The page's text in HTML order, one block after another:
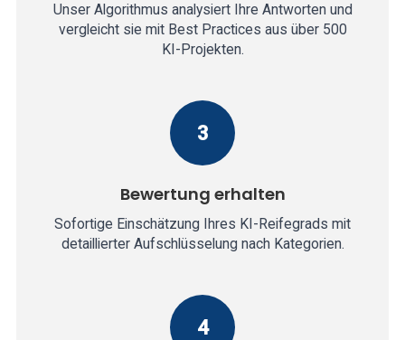
Unser Algorithmus analysiert Ihre Antworten und
vergleicht sie mit Best Practices aus über 500
KI-Projekten.
3
Bewertung erhalten
Sofortige Einschätzung Ihres KI-Reifegrads mit
detaillierter Aufschlüsselung nach Kategorien.
4